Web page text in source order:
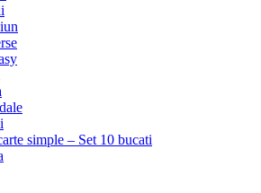
simple – Set 10 bucati